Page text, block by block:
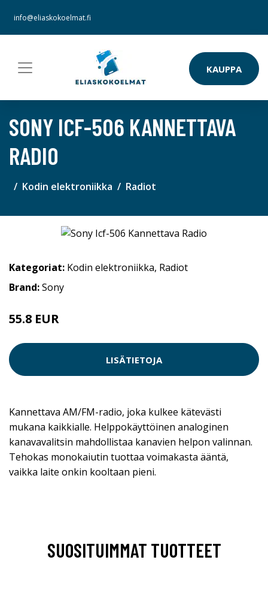
info@eliaskokoelmat.fi
KAUPPA
SONY ICF-506 KANNETTAVA
RADIO
Kodin elektroniikka Radiot
Kategoriat: Kodin elektroniikka, Radiot
Brand:Sony
55.8 EUR
LISÄTIETOJA
Kannettava AM/FM-radio, joka kulkee kätevästi
mukana kaikkialle. Helppokäyttöinen analoginen
kanavavalitsin mahdollistaa kanavien helpon valinnan.
Tehokas monokaiutin tuottaa voimakasta ääntä,
vaikka laite onkin kooltaan pieni.
SUOSITUIMMAT TUOTTEET